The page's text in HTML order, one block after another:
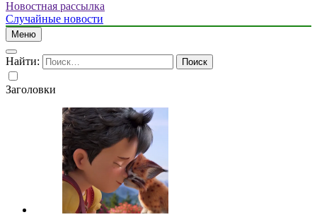
Новостная рассылка
Случайные новости
Меню
Найти:
Заголовки